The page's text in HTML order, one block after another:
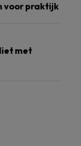
voor praktijk
met